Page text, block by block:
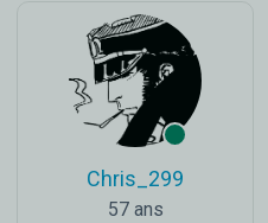
Chris_299
57 ans